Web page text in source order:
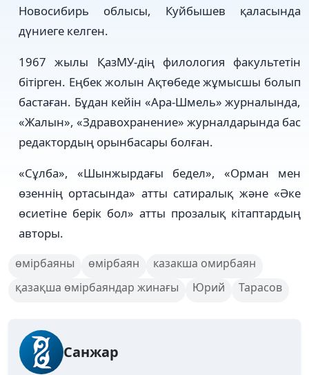
Новосибирь облысы, Куйбышев қаласында
дүниеге келген.
1967 жылы ҚазМУ-дің филология факультетін
бітірген. Еңбек жолын Ақтөбеде жұмысшы болып
бастаған. Бұдан кейін «Ара-Шмель» журналында,
«Жалын», «Здравохранение» журналдарында бас
редактордың орынбасары болған.
«Сұлба», «Шынжырдағы бедел», «Орман мен
өзеннің ортасында» атты сатиралық және «Әке
өсиетіне берік бол» атты прозалық кітаптардың
авторы.
өмірбаяны өмірбаян
казакша омирбаян
қазақша өмірбаяндар жинағы
Юрий Тарасов
Санжар